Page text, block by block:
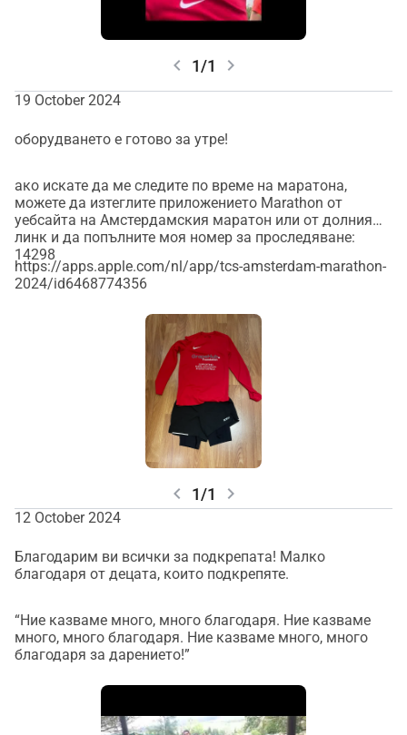
chevron_left 1/1 chevron_right
19 October 2024
оборудването е готово за утре!
ако искате да ме следите по време на маратона,
можете да изтеглите приложението Marathon от
уебсайта на Амстердамския маратон или от долния
линк и да попълните моя номер за проследяване:
14298
https://apps.apple.com/nl/app/tcs-amsterdam-marathon-
2024/id6468774356
chevron_left 1/1 chevron_right
12 October 2024
Благодарим ви всички за подкрепата! Малко
благодаря от децата, които подкрепяте.
“Ние казваме много, много благодаря. Ние казваме
много, много благодаря. Ние казваме много, много
благодаря за дарението!”